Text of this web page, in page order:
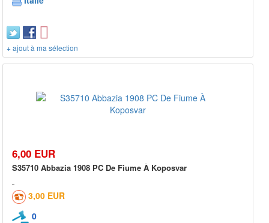
+ ajout à ma sélection
6,00 EUR
S35710 Abbazia 1908 PC De Fiume À Koposvar
3,00 EUR
0